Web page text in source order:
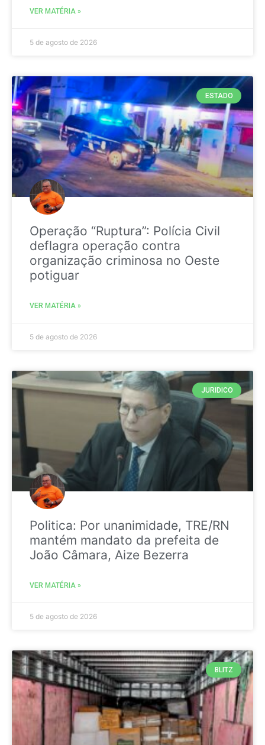
VER MATÉRIA »
5 de agosto de 2026
ESTADO
Operação “Ruptura”: Polícia Civil
deflagra operação contra
organização criminosa no Oeste
potiguar
VER MATÉRIA »
5 de agosto de 2026
JURIDICO
Politica: Por unanimidade, TRE/RN
mantém mandato da prefeita de
João Câmara, Aize Bezerra
VER MATÉRIA »
5 de agosto de 2026
BLITZ